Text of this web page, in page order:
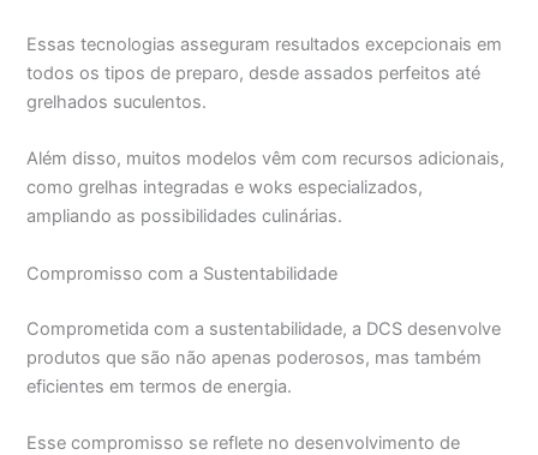
Essas tecnologias asseguram resultados excepcionais em
todos os tipos de preparo, desde assados perfeitos até
grelhados suculentos.
Além disso, muitos modelos vêm com recursos adicionais,
como grelhas integradas e woks especializados,
ampliando as possibilidades culinárias.
Compromisso com a Sustentabilidade
Comprometida com a sustentabilidade, a DCS desenvolve
produtos que são não apenas poderosos, mas também
eficientes em termos de energia.
Esse compromisso se reflete no desenvolvimento de